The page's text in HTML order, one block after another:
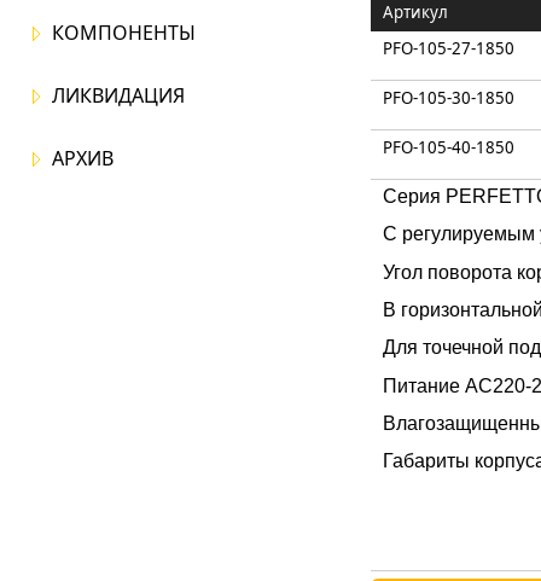
КОМПОНЕНТЫ
ЛИКВИДАЦИЯ
АРХИВ
Артикул
PFO-105-27-1850
PFO-105-30-1850
PFO-105-40-1850
Серия
С регулируемым
Угол поворота
В
Для точечной
Питание AC220-
Габариты